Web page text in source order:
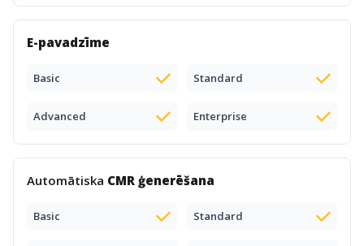
E-pavadzīme
Basic Standard
Advanced Enterprise
Automātiska CMR ģenerēšana
Basic Standard